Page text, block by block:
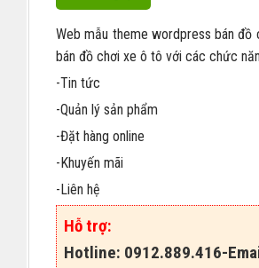
Web mẫu theme wordpress bán
bán đồ chơi xe ô tô với các chức
-Tin tức
-Quản lý sản phẩm
-Đặt hàng online
-Khuyến mãi
-Liên hệ
Hỗ trợ:
Hotline: 0912.889.416-